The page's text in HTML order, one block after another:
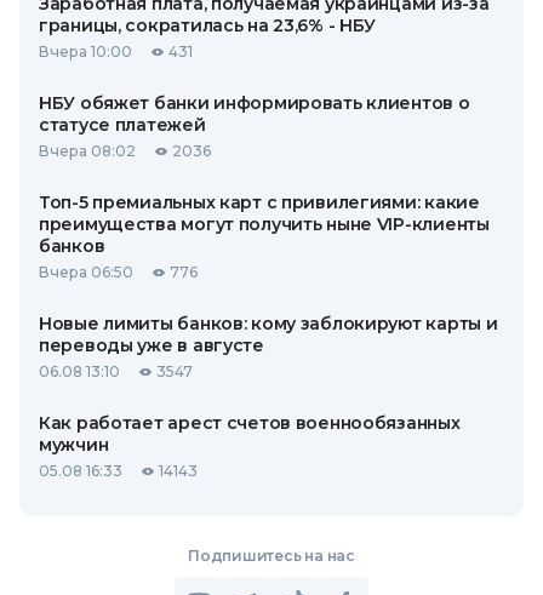
границы, сократилась на 23,6% - НБУ
Вчера 10:00 431
НБУ обяжет банки информировать клиентов о
статусе платежей
Вчера 08:02 2036
Топ-5 премиальных карт с привилегиями: какие
преимущества могут получить ныне VIP-клиенты
банков
Вчера 06:50 776
Новые лимиты банков: кому заблокируют карты и
переводы уже в августе
06.08 13:10 3547
Как работает арест счетов военнообязанных
мужчин
05.08 16:33 14143
Подпишитесь на нас